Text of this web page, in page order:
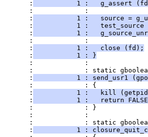
:
1 :   g_assert
:             :
:
1 :   source =
:
1 :   test_source
:
1 :
:             :
:
           1 :   close (fd);
:
           1 : }
:             :
:             : static
:
1 : send_usr1
:             : {
:
1 :   kill
:
1 :   return
:             : }
:             :
:             : static
:
1 :